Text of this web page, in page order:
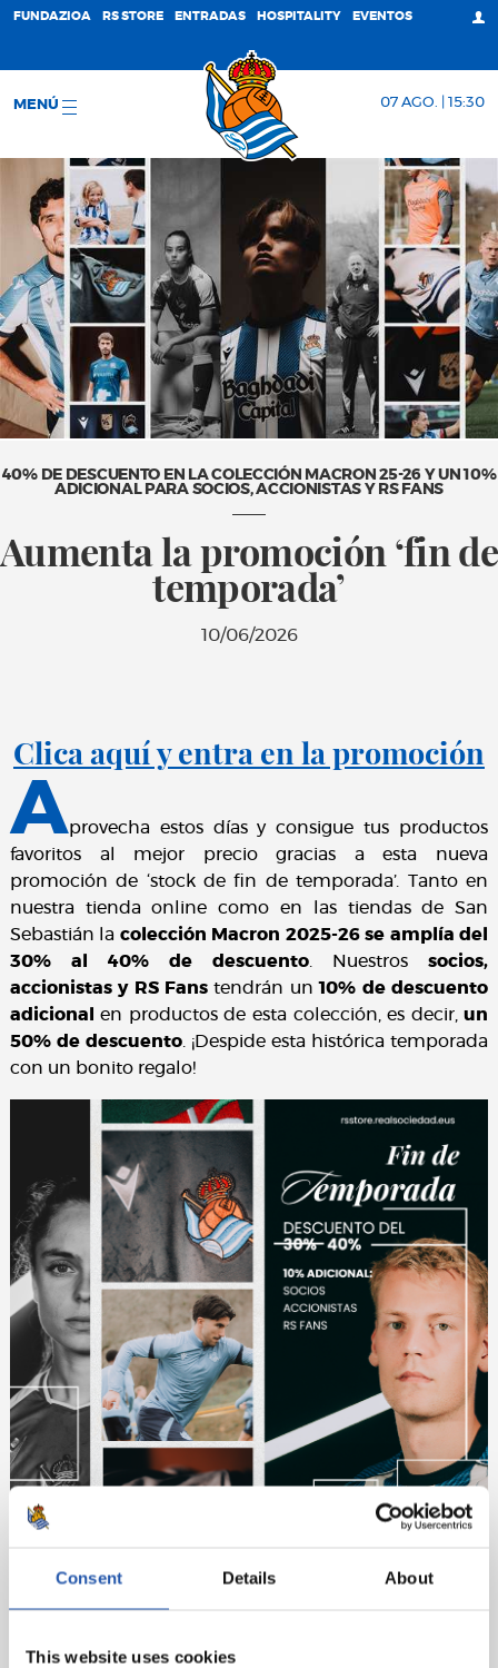
Consent Details About
This website uses cookies
FUNDAZIOA RS STORE ENTRADAS HOSPITALITY EVENTOS
MENÚ 07 AGO. | 15:30
40% DE DESCUENTO EN LA COLECCIÓN MACRON 25-26 Y UN 10%
ADICIONAL PARA SOCIOS, ACCIONISTAS Y RS FANS
Aumenta la promoción ‘fin de
temporada’
10/06/2026
Clica aquí y entra en la promoción
Aprovecha estos días y consigue tus productos
favoritos al mejor precio gracias a esta nueva
promoción de ‘stock de fin de temporada’. Tanto en
nuestra tienda online como en las tiendas de San
Sebastián la colección Macron 2025-26 se amplía del
30% al 40% de descuento . Nuestrossocios,
accionistas y RS Fans tendrán un10% de descuento
adicionalen productos de esta colección, es decir,un
50% de descuento. ¡Despide esta histórica temporada
con un bonito regalo!